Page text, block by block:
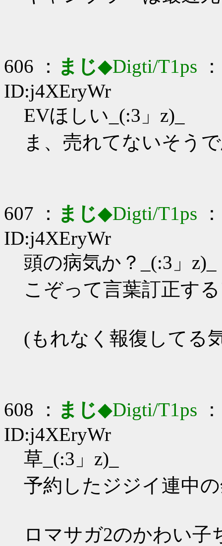
606 ： まじ◆Digti/T1ps
ID:j4XEryWr
EVほしい_(:3」z)_
ま、売れてないそう
607 ： まじ◆Digti/T1ps
ID:j4XEryWr
頭の病気か？_(:3」z)_
こぞって言葉訂正す
(もれなく報復してる
608 ： まじ◆Digti/T1ps
ID:j4XEryWr
草_(:3」z)_
予約したジジイ連中
ロマサガ2のかわい